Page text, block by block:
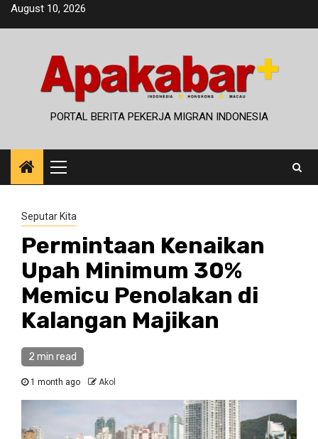
SkipAugust 10, 2026
PORTAL BERITA PEKERJA MIGRAN INDONESIA
Primary
Menu
Seputar Kita
Permintaan Kenaikan
Upah Minimum 30%
Memicu Penolakan di
Kalangan Majikan
2 min read
1 month ago Akol